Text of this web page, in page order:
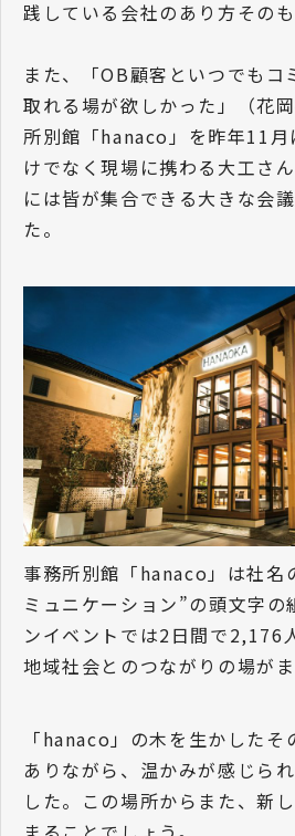
践している会社のあり方そのも
また、「OB顧客といつでもコ
取れる場が欲しかった」（花
所別館「hanaco」を昨年11月
けでなく現場に携わる大工さ
には皆が集合できる大きな会
た。
事務所別館「hanaco」は社名
ミュニケーション”の頭文字の
ンイベントでは2日間で2,176
地域社会とのつながりの場が
「hanaco」の木を生かしたそ
ありながら、温かみが感じら
した。この場所からまた、新